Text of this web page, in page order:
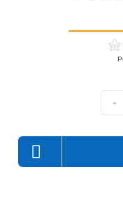
-